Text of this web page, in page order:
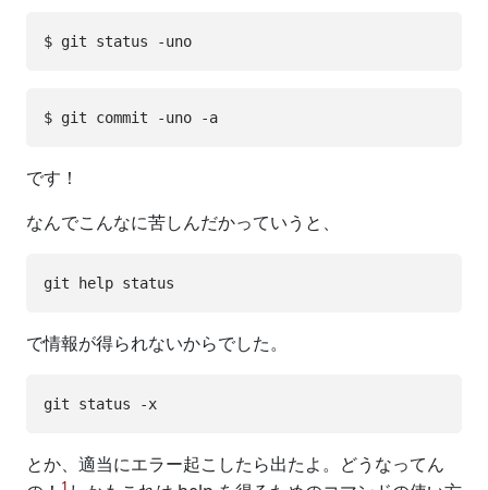
です！
なんでこんなに苦しんだかっていうと、
で情報が得られないからでした。
とか、適当にエラー起こしたら出たよ。どうなってん
1